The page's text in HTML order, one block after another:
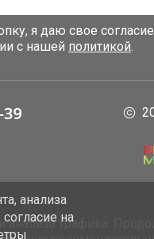
я даю свое
с нашей политикой.
трафика.
анализа
на